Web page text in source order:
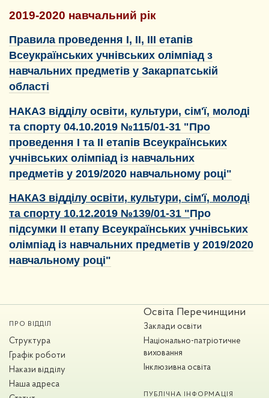
2019-2020 навчальний рік
Правила проведення І, ІІ, ІІІ етапів
Всеукраїнських учнівських олімпіад з
навчальних предметів у Закарпатській
області
НАКАЗ відділу освіти, культури, сім'ї, молоді
та спорту 04.10.2019 №115/01-31 "Про
проведення І та ІІ етапів Всеукраїнських
учнівських олімпіад із навчальних
предметів у 2019/2020 навчальному році"
НАКАЗ відділу освіти, культури, сім'ї, молоді
та спорту 10.12.2019 №139/01-31 "Про
підсумки ІІ етапу Всеукраїнських учнівських
олімпіад із навчальних предметів у 2019/2020
навчальному році"
ПРО ВІДДІЛ
Структура
Графік роботи
Накази відділу
Наша адреса
Освіта Перечинщини
Заклади освіти
Національно-патріотичне
виховання
Інклюзивна освіта
ПУБЛІЧНА ІНФОРМАЦІЯ